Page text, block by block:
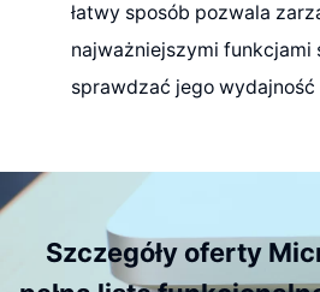
łatwy sposób pozwala
najważniejszymi funkcjami
sprawdzać jego wydajność
Szczegóły oferty